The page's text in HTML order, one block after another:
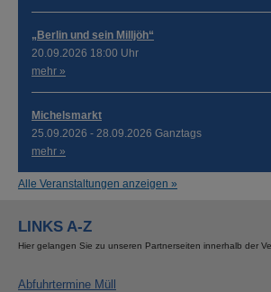
„Berlin und sein Milljöh“
20.09.2026 18:00 Uhr
mehr »
Michelsmarkt
25.09.2026 - 28.09.2026 Ganztags
mehr »
Alle Veranstaltungen anzeigen »
LINKS A-Z
Hier gelangen Sie zu unseren Partnerseiten innerhalb der
Abfuhrtermine Müll